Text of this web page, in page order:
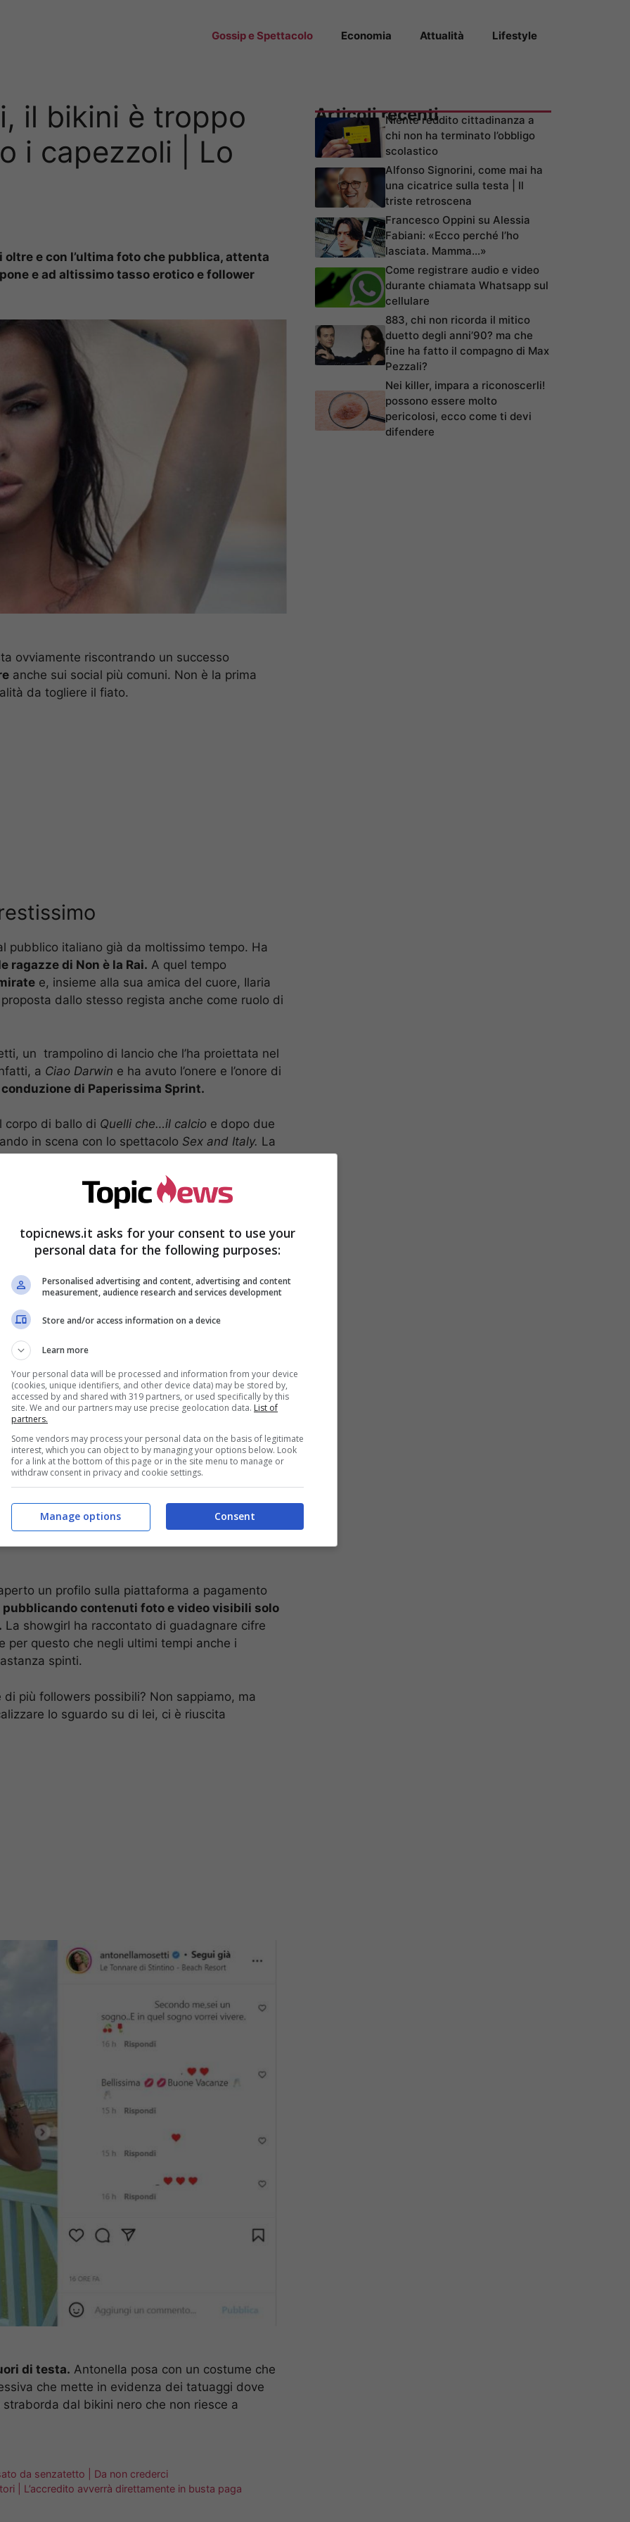
Gossip e Spettacolo Economia Attualità Lifestyle
il bikini è troppo
i capezzoli | Lo
e con l’ultima foto che pubblica, attenta
e ad altissimo tasso erotico e follower
ovviamente riscontrando un successo
anche sui social più comuni. Non è la prima
da togliere il fiato.
pubblico italiano già da moltissimo tempo. Ha
ragazze di Non è la Rai. A quel tempo
e, insieme alla sua amica del cuore, Ilaria
dallo stesso regista anche come ruolo di
un trampolino di lancio che l’ha proiettata nel
a Ciao Darwin e ha avuto l’onere e l’onore di
di Paperissima Sprint.
corpo di ballo di Quelli che…il calcio e dopo due
in scena con lo spettacolo Sex and Italy. La
con qualche altra partecipazione in
2016 non viene chiamata insieme a sua figlia
tornare alla ribalta ed infatti, dopo l’eliminazione
costante e la sua visibilità continua a
però,la Mosetti si dedica anche molto al
ormai sono seguiti da una moltitudine di
Onlyfan è
un profilo sulla piattaforma a pagamento
pubblicando contenuti foto e video visibili solo
La showgirl ha raccontato di guadagnare cifre
per questo che negli ultimi tempi anche i
spinti.
di più followers possibili? Non sappiamo, ma
lo sguardo su di lei, ci è riuscita
di testa. Antonella posa con un costume che
che mette in evidenza dei tatuaggi dove
dal bikini nero che non riesce a
da senzatetto | Da non crederci
| L’accredito avverrà direttamente in busta paga
Articoli recentiNiente reddito cittadinanza a
chi non ha terminato l’obbligo
scolastico
Alfonso Signorini, come mai ha
una cicatrice sulla testa | Il
triste retroscena
Francesco Oppini su Alessia
Fabiani: «Ecco perché l’ho
lasciata. Mamma…»
Come registrare audio e video
durante chiamata Whatsapp sul
cellulare
883, chi non ricorda il mitico
duetto degli anni’90? ma che
fine ha fatto il compagno di Max
Pezzali?
Nei killer, impara a riconoscerli!
possono essere molto
pericolosi, ecco come ti devi
difendere
topicnews.it asks for your consent to use your
personal data for the following purposes:
Personalised advertising and content, advertising and content
measurement, audience research and services development
Store and/or access information on a device
Learn more
Your personal data will be processed and information from your device
(cookies, unique identifiers, and other device data) may be stored by,
accessed by and shared with 319 partners, or used specifically by this
site. We and our partners may use precise geolocation data. List of
partners.
Some vendors may process your personal data on the basis of legitimate
interest, which you can object to by managing your options below. Look
for a link at the bottom of this page or in the site menu to manage or
withdraw consent in privacy and cookie settings.
Consent
Manage options